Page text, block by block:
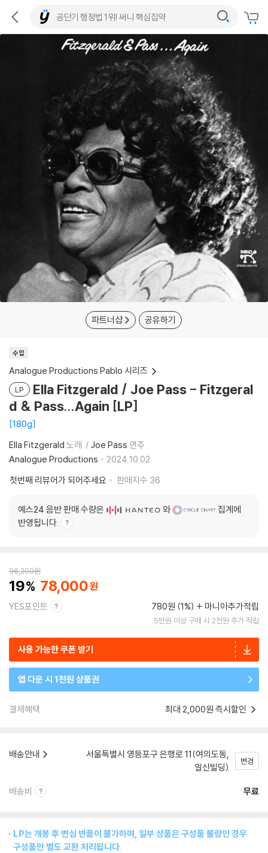
파트너샵 공유하기
수입
Analogue Productions Pablo 시리즈
LP
Ella Fitzgerald / Joe Pass - Fitzgeral
d & Pass...Again [LP]
180g
Ella Fitzgerald 노래 Joe Pass 연주
Analogue Productions
2024.10.02.
첫번째 리뷰어가 되어주세요
판매지수 36
예스24 음반 판매 수량은 와
집계에
반영됩니다.
96,200원
19 78,000
YES포인트 780원 (1%) 마니아추가적립
5만원 이상 구매 시 2천원 추가 적립
사용 가능한 쿠폰 받기
앱 다운 시 1천원 상품권
결제혜택 최대 2,000원 즉시할인
배송안내
서울특별시 영등포구 은행로 11(여의도동,
일신빌딩)
변경
배송비 무료
LP는 개봉 후 변심 반품이 불가하며, 일부 상품은 구성품 불량인 경우
구성품만 별도 교환 처리됩니다.